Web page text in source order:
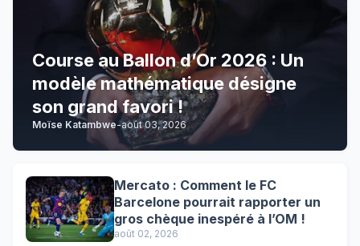
Course au Ballon d’Or 2026 : Un
modèle mathématique désigne
son grand favori !
Moïse Katambwe-août 03, 2026
Mercato : Comment le FC
Barcelone pourrait rapporter un
gros chèque inespéré à l’OM !
août 02, 2026